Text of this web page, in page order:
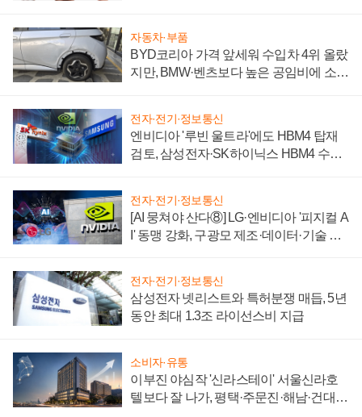
자동차·부품
BYD코리아 가격 앞세워 수입차 4위 올랐
지만, BMW·벤츠보다 높은 공임비에 소비
전자·전기·정보통신
엔비디아 '루빈 울트라'에도 HBM4 탑재
검토, 삼성전자·SK하이닉스 HBM4 수율
전자·전기·정보통신
[AI 뭉쳐야 산다⑧] LG·엔비디아 '피지컬 A
I' 동맹 강화, 구광모 제조·데이터·기술 결
전자·전기·정보통신
삼성전자 넷리스트와 특허분쟁 매듭, 5년
동안 최대 1.3조 라이선스비 지급
소비자·유통
이부진 야심작 '신라스테이' 서울신라호
텔보다 잘 나가, 평택·주문진·해남·건대로